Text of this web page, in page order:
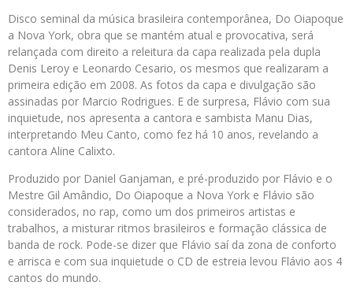
Disco seminal da música brasileira contemporânea, Do Oiapoque
a Nova York, obra que se mantém atual e provocativa, será
relançada com direito a releitura da capa realizada pela dupla
Denis Leroy e Leonardo Cesario, os mesmos que realizaram a
primeira edição em 2008. As fotos da capa e divulgação são
assinadas por Marcio Rodrigues. E de surpresa, Flávio com sua
inquietude, nos apresenta a cantora e sambista Manu Dias,
interpretando Meu Canto, como fez há 10 anos, revelando a
cantora Aline Calixto.
Produzido por Daniel Ganjaman, e pré-produzido por Flávio e o
Mestre Gil Amândio, Do Oiapoque a Nova York e Flávio são
considerados, no rap, como um dos primeiros artistas e
trabalhos, a misturar ritmos brasileiros e formação clássica de
banda de rock. Pode-se dizer que Flávio saí da zona de conforto
e arrisca e com sua inquietude o CD de estreia levou Flávio aos 4
cantos do mundo.